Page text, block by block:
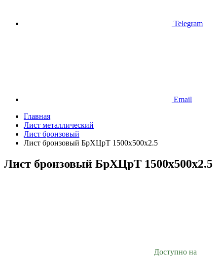
Telegram
Email
Главная
Лист металлический
Лист бронзовый
Лист бронзовый БрХЦрТ 1500х500х2.5
Лист бронзовый БрХЦрТ 1500х500х2.5
Доступно на